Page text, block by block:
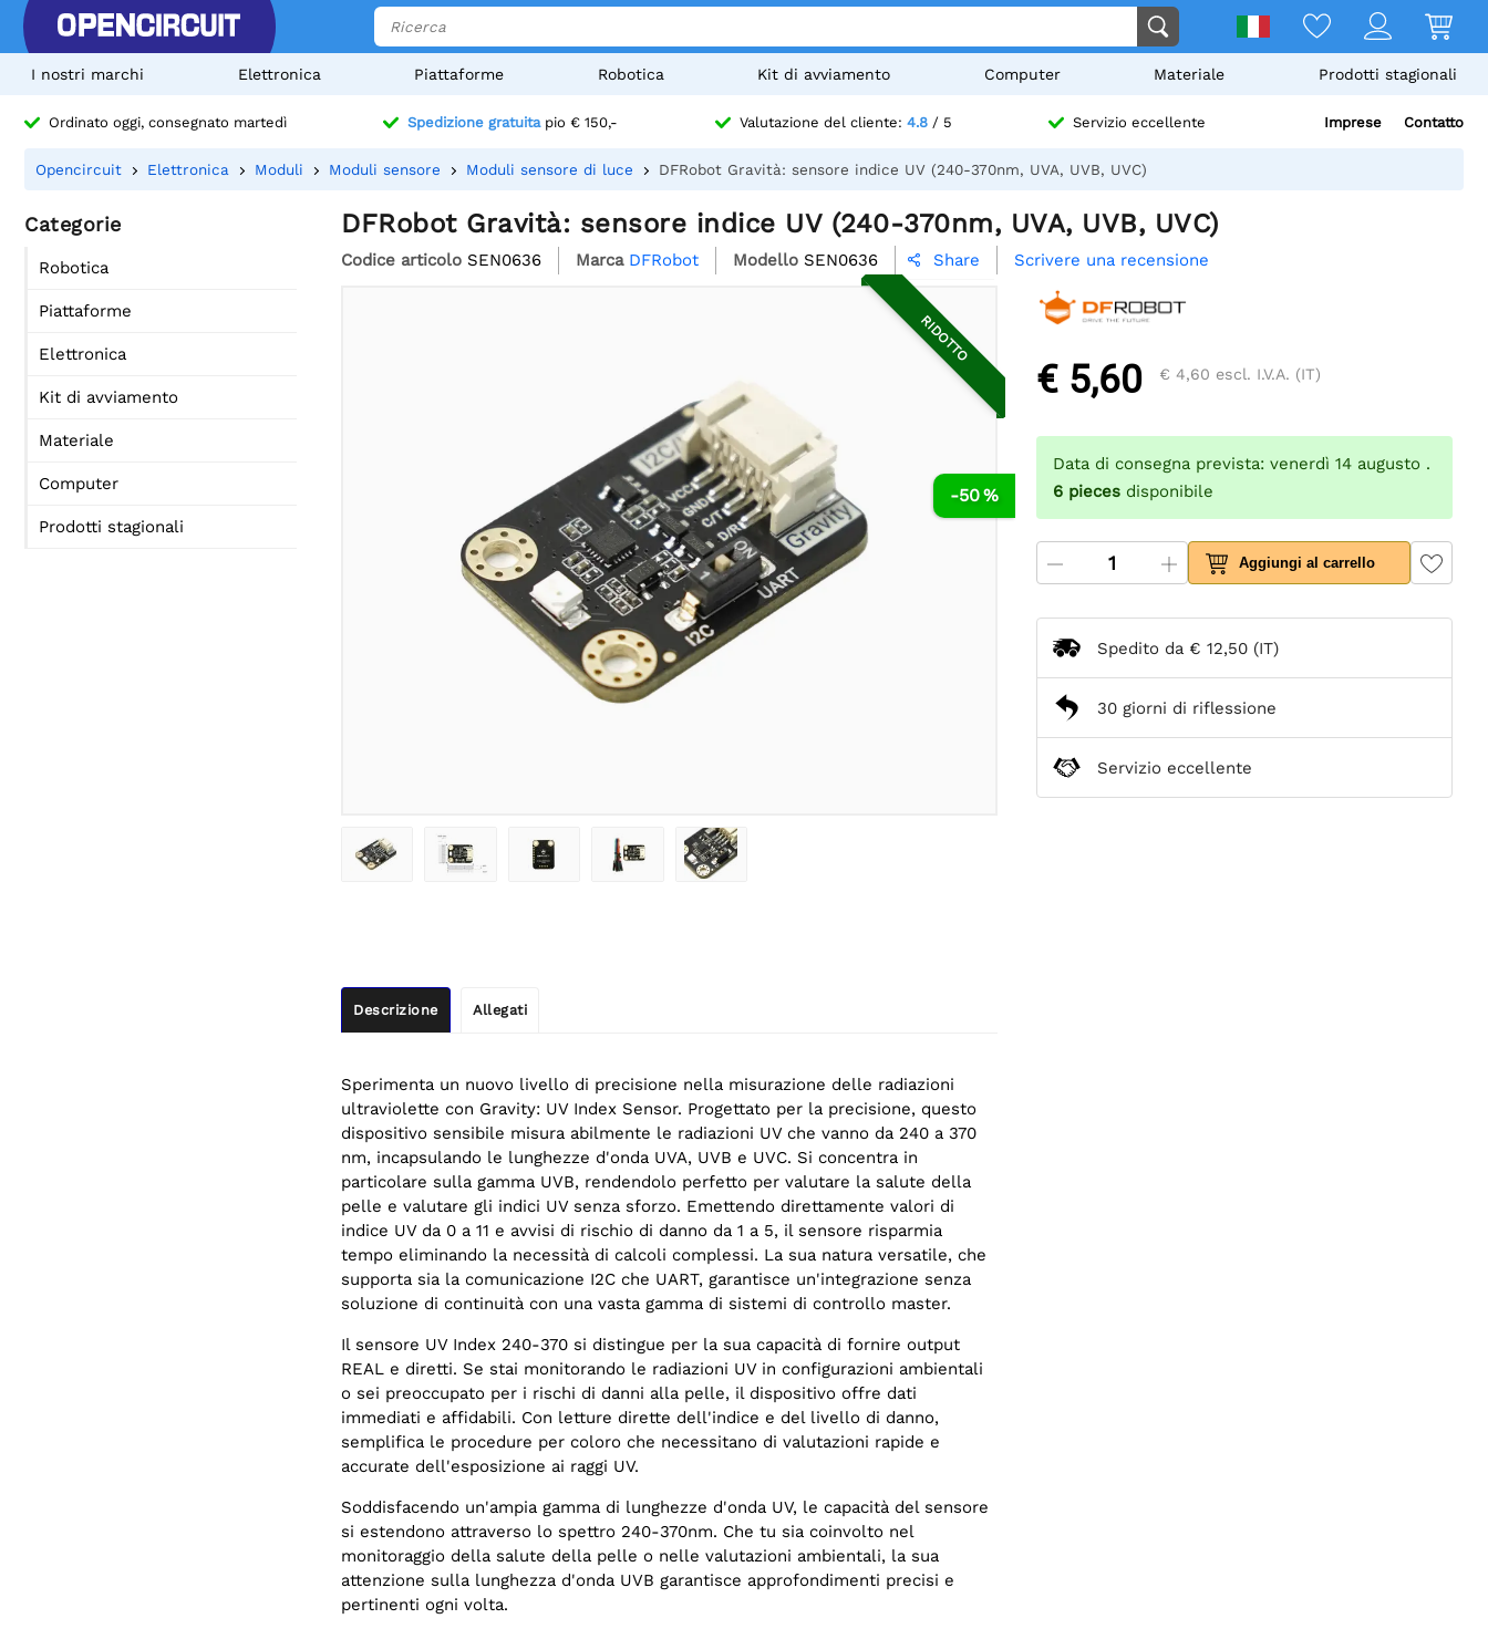
I nostri marchi Elettronica Piattaforme Robotica Kit di avviamento Computer Materiale Prodotti stagionali
Ordinato oggi, consegnato martedì Spedizione gratuitapio € 150,- Valutazione del cliente: 4.8/ 5 Servizio eccellente Imprese Contatto
Opencircuit Elettronica Moduli Moduli sensore Moduli sensore di luce DFRobot Gravità: sensore indice UV (240-370nm, UVA, UVB, UVC)
Categorie
Robotica
Piattaforme
Elettronica
Kit di avviamento
Materiale
Computer
Prodotti stagionali
DFRobot Gravità: sensore indice UV (240-370nm, UVA, UVB, UVC)
Codice articolo SEN0636 Marca DFRobot Modello SEN0636  Share Scrivere una recensione
-50 %
RIDOTTO
Descrizione Allegati
Sperimenta un nuovo livello di precisione nella misurazione delle radiazioni
ultraviolette con Gravity: UV Index Sensor. Progettato per la precisione, questo
dispositivo sensibile misura abilmente le radiazioni UV che vanno da 240 a 370
nm, incapsulando le lunghezze d'onda UVA, UVB e UVC. Si concentra in
particolare sulla gamma UVB, rendendolo perfetto per valutare la salute della
pelle e valutare gli indici UV senza sforzo. Emettendo direttamente valori di
indice UV da 0 a 11 e avvisi di rischio di danno da 1 a 5, il sensore risparmia
tempo eliminando la necessità di calcoli complessi. La sua natura versatile, che
supporta sia la comunicazione I2C che UART, garantisce un'integrazione senza
soluzione di continuità con una vasta gamma di sistemi di controllo master.
Il sensore UV Index 240-370 si distingue per la sua capacità di fornire output
REAL e diretti. Se stai monitorando le radiazioni UV in configurazioni ambientali
o sei preoccupato per i rischi di danni alla pelle, il dispositivo offre dati
immediati e affidabili. Con letture dirette dell'indice e del livello di danno,
semplifica le procedure per coloro che necessitano di valutazioni rapide e
accurate dell'esposizione ai raggi UV.
Soddisfacendo un'ampia gamma di lunghezze d'onda UV, le capacità del sensore
si estendono attraverso lo spettro 240-370nm. Che tu sia coinvolto nel
monitoraggio della salute della pelle o nelle valutazioni ambientali, la sua
attenzione sulla lunghezza d'onda UVB garantisce approfondimenti precisi e
pertinenti ogni volta.
€ 5,60 € 4,60 escl. I.V.A. (IT)
Data di consegna prevista: venerdì 14 augusto .
6 pieces disponibile
Aggiungi al carrello
Spedito da € 12,50 (IT)
30 giorni di riflessione
Servizio eccellente